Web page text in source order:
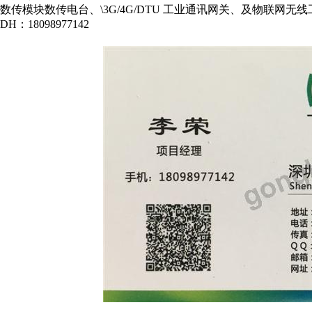
数传模块数传电台、\3G/4G/DTU 工业通讯网关、及物联网无线
DH：18098977142